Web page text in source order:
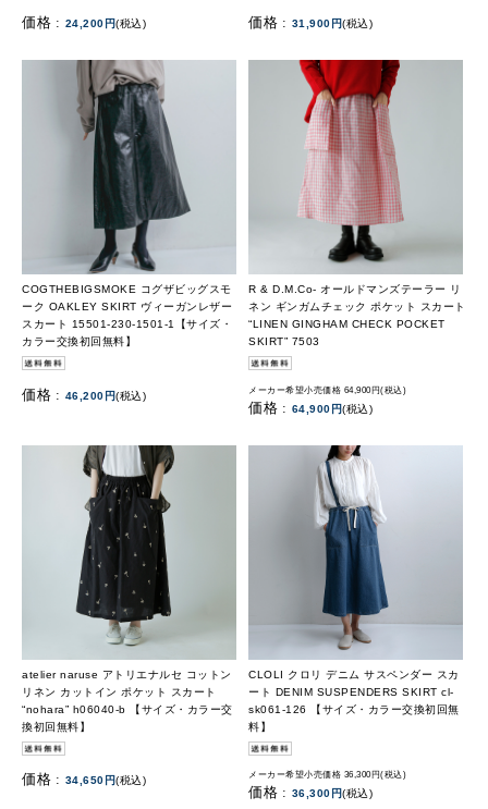
価格 : 24,200円(税込) 価格 : 31,900円(税込)
COGTHEBIGSMOKE コグザビッグスモ
ーク OAKLEY SKIRT ヴィーガンレザー
スカート 15501-230-1501-1【サイズ・
カラー交換初回無料】
価格 : 46,200円(税込)
R & D.M.Co- オールドマンズテーラー リ
ネン ギンガムチェック ポケット スカート
“LINEN GINGHAM CHECK POCKET
SKIRT” 7503
メーカー希望小売価格 64,900円(税込)
価格 : 64,900円(税込)
atelier naruse アトリエナルセ コットン
リネン カットイン ポケット スカート
“nohara” h06040-b 【サイズ・カラー交
換初回無料】
価格 : 34,650円(税込)
CLOLI クロリ デニム サスペンダー スカ
ート DENIM SUSPENDERS SKIRT cl-
sk061-126 【サイズ・カラー交換初回無
料】
メーカー希望小売価格 36,300円(税込)
価格 : 36,300円(税込)